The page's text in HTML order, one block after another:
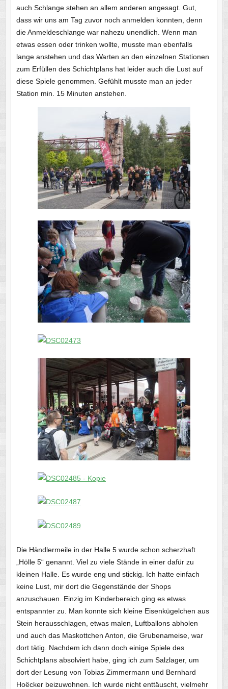
auch Schlange stehen an allem anderen angesagt. Gut,
dass wir uns am Tag zuvor noch anmelden konnten, denn
die Anmeldeschlange war nahezu unendlich. Wenn man
etwas essen oder trinken wollte, musste man ebenfalls
lange anstehen und das Warten an den einzelnen Stationen
zum Erfüllen des Schichtplans hat leider auch die Lust auf
diese Spiele genommen. Gefühlt musste man an jeder
Station min. 15 Minuten anstehen.
Die Händlermeile in der Halle 5 wurde schon scherzhaft
„Hölle 5“ genannt. Viel zu viele Stände in einer dafür zu
kleinen Halle. Es wurde eng und stickig. Ich hatte einfach
keine Lust, mir dort die Gegenstände der Shops
anzuschauen. Einzig im Kinderbereich ging es etwas
entspannter zu. Man konnte sich kleine Eisenkügelchen aus
Stein herausschlagen, etwas malen, Luftballons abholen
und auch das Maskottchen Anton, die Grubenameise, war
dort tätig. Nachdem ich dann doch einige Spiele des
Schichtplans absolviert habe, ging ich zum Salzlager, um
dort der Lesung von Tobias Zimmermann und Bernhard
Hoëcker beizuwohnen. Ich wurde nicht enttäuscht, vielmehr